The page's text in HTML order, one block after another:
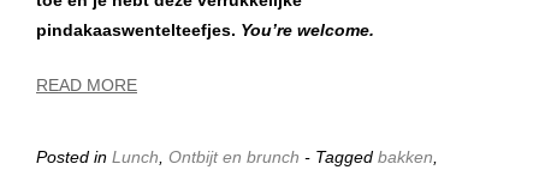
pindakaaswentelteefjes. You’re welcome.
READ MORE
Posted in Lunch Ontbijt en brunch - Tagged bakken